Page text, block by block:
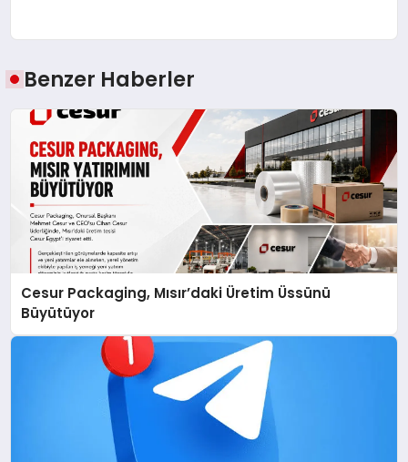
Benzer Haberler
Cesur Packaging, Mısır’daki Üretim Üssünü
Büyütüyor